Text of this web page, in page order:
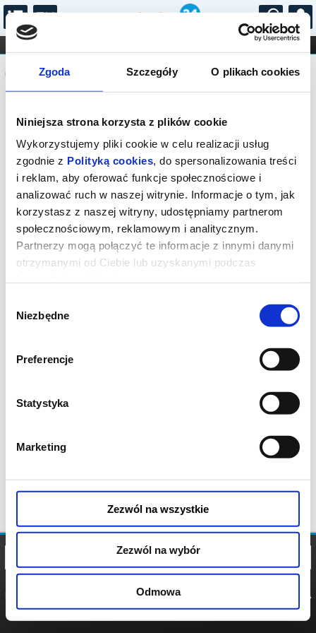
Zgoda Szczegóły O plikach cookies
Niniejsza strona korzysta z plików cookie
Wykorzystujemy pliki cookie w celu realizacji usług
zgodnie z Polityką cookies, do spersonalizowania treści
i reklam, aby oferować funkcje społecznościowe i
analizować ruch w naszej witrynie. Informacje o tym, jak
korzystasz z naszej witryny, udostępniamy partnerom
społecznościowym, reklamowym i analitycznym.
Partnerzy mogą połączyć te informacje z innymi danymi
otrzymanymi od Ciebie lub uzyskanymi podczas
zgody
Niezbędne
Preferencje
Statystyka
Marketing
Zezwól na wszystkie
Zezwól na wybór
Odmowa
...
FILHARMONIA OPERA I BALET
STAND-UP
DLA DZIECI
Komunikat
Sprzedaż biletów on-line na wydarzenie
została zakończona.
POLITYKA
POLITYKA